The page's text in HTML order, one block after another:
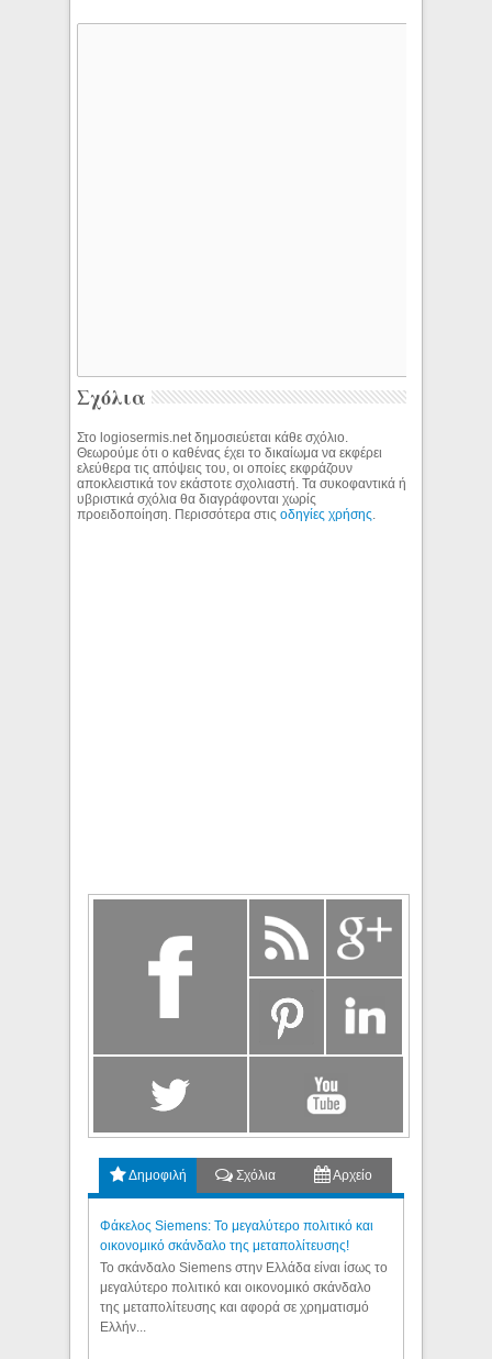
Σχόλια
Στο logiosermis.net δημοσιεύεται κάθε σχόλιο.
Θεωρούμε ότι ο καθένας έχει το δικαίωμα να εκφέρει
ελεύθερα τις απόψεις του, οι οποίες εκφράζουν
αποκλειστικά τον εκάστοτε σχολιαστή. Τα συκοφαντικά ή
υβριστικά σχόλια θα διαγράφονται χωρίς
προειδοποίηση. Περισσότερα στιςοδηγίες χρήσης
Δημοφιλή Σχόλια Αρχείο
Φάκελος Siemens: Το μεγαλύτερο πολιτικό και
οικονομικό σκάνδαλο της μεταπολίτευσης!
Το σκάνδαλο Siemens στην Ελλάδα είναι ίσως το
μεγαλύτερο πολιτικό και οικονομικό σκάνδαλο
της μεταπολίτευσης και αφορά σε χρηματισμό
Ελλήν...